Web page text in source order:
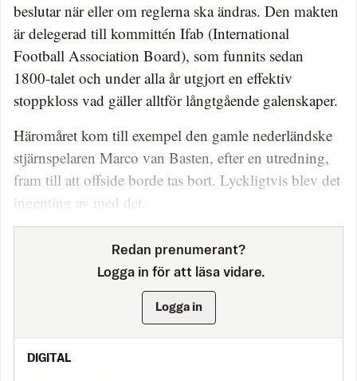
beslutar när eller om reglerna ska ändras. Den makten
är delegerad till kommittén Ifab (International
Football Association Board), som funnits sedan
1800-talet och under alla år utgjort en effektiv
stoppkloss vad gäller alltför långtgående galenskaper.
Häromåret kom till exempel den gamle nederländske
stjärnspelaren Marco van Basten, efter en utredning,
fram till att offside borde tas bort. Lyckligtvis blev det
ingenting av med det.
Redan prenumerant?
Logga in för att läsa vidare.
Logga in
DIGITAL